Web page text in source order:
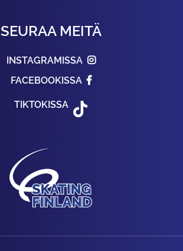
SEURAA MEITÄ
INSTAGRAMISSA
FACEBOOKISSA
TIKTOKISSA